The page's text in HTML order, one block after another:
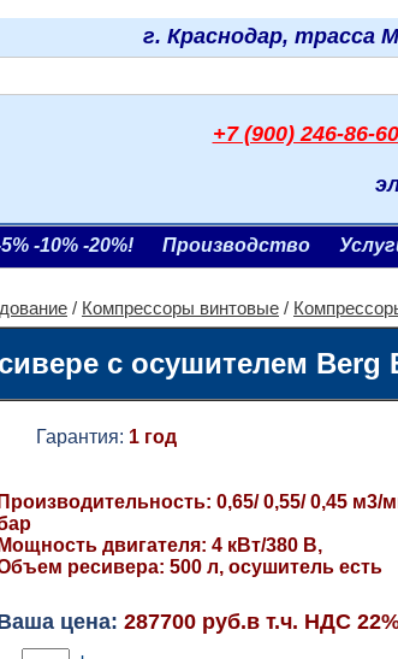
г. Краснодар, трасса
+7 (900) 246-86-60
-10% -20%! Производство
/ Компрессоры винтовые /
с осушителем Berg
Гарантия: 1 год
Производительность: 0,65/ 0,55/ 0,45 м3/
Мощность двигателя: 4 кВт/380 В,
ресивера: 500 л, осушитель есть
цена: 287700 руб.в т.ч. НДС